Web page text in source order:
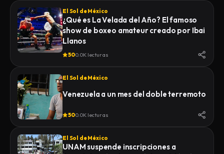
El Sol de México
¿Qué es La Velada del Año? El famoso
show de boxeo amateur creado por Ibai
Llanos
500.0K lecturas
El Sol de México
Venezuela a un mes del doble terremoto
500.0K lecturas
El Sol de México
UNAM suspende inscripciones a